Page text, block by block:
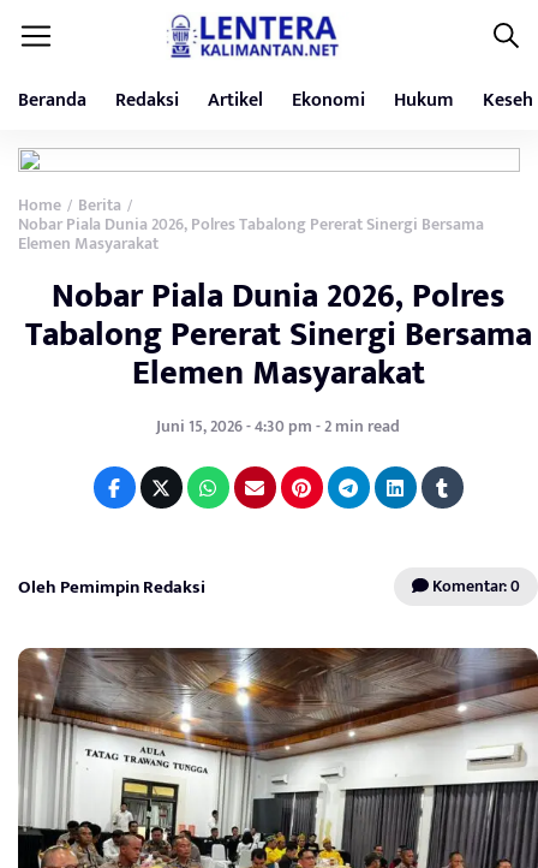
Beranda Redaksi Artikel Ekonomi Hukum
Home / Berita /
Nobar Piala Dunia 2026, Polres Tabalong Pererat Sinergi Bersama
Elemen Masyarakat
Nobar Piala Dunia 2026, Polres
Tabalong Pererat Sinergi Bersama
Elemen Masyarakat
Juni 15, 2026 - 4:30 pm - 2 min read
Oleh Pemimpin Redaksi Komentar: 0